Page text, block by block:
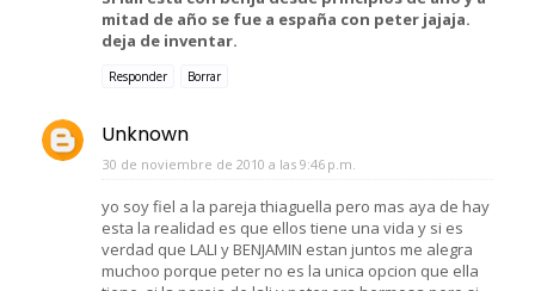
mitad de año se fue a españa con peter jajaja.
deja de inventar.
Responder Borrar
Unknown
30 de noviembre de 2010 a las 9:46 p.m.
yo soy fiel a la pareja thiaguella pero mas aya de hay
esta la realidad es que ellos tiene una vida y si es
verdad que LALI y BENJAMIN estan juntos me alegra
muchoo porque peter no es la unica opcion que ella